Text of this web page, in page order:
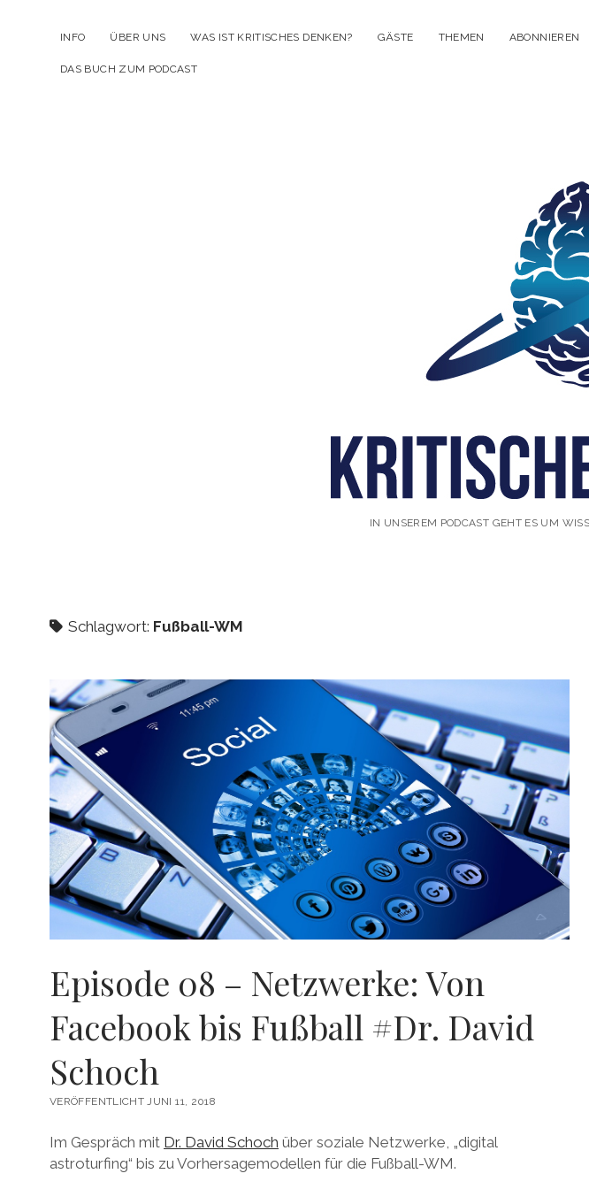
INFO ÜBER UNS WAS IST KRITISCHES DENKEN? GÄSTE THEMEN ABONNIEREN
DAS BUCH ZUM PODCAST
Denken
Podcast
IN UNSEREM PODCAST GEHT ES UM
Schlagwort: Fußball-WM
Episode 08 – Netzwerke: Von
Facebook bis Fußball #Dr. David
Schoch
VERÖFFENTLICHT JUNI 11, 2018
Im Gespräch mit Dr. David Schoch über soziale Netzwerke, „digital
astroturfing“ bis zu Vorhersagemodellen für die Fußball-WM.